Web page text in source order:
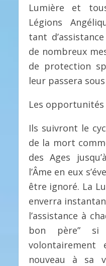
Lumière et
Légions
tant
de nombreux
de protection
leur passera
Les
Ils suivront le
de la mort
des Ages
l’Âme en eux
être ignoré. La
enverra
l’assistance à
bon père” si
nouveau à sa